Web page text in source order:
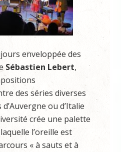
enveloppée des
Sébastien Lebert,
des séries diverses
d’Auvergne ou d’Italie
crée une palette
l’oreille est
« à sauts et à